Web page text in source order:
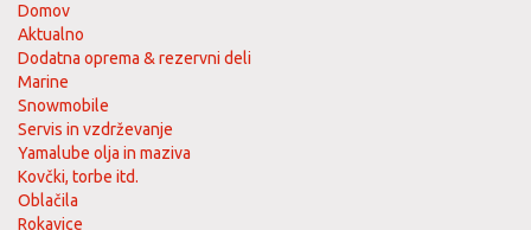
Domov
Aktualno
Dodatna oprema & rezervni deli
Marine
Snowmobile
Servis in vzdrževanje
Yamalube olja in maziva
Kovčki, torbe itd.
Oblačila
Rokavice